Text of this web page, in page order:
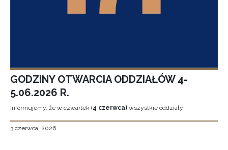
GODZINY OTWARCIA ODDZIAŁÓW 4-
5.06.2026 R.
Informujemy, że w czwartek (4 czerwca) wszystkie oddziały
3 czerwca, 2026